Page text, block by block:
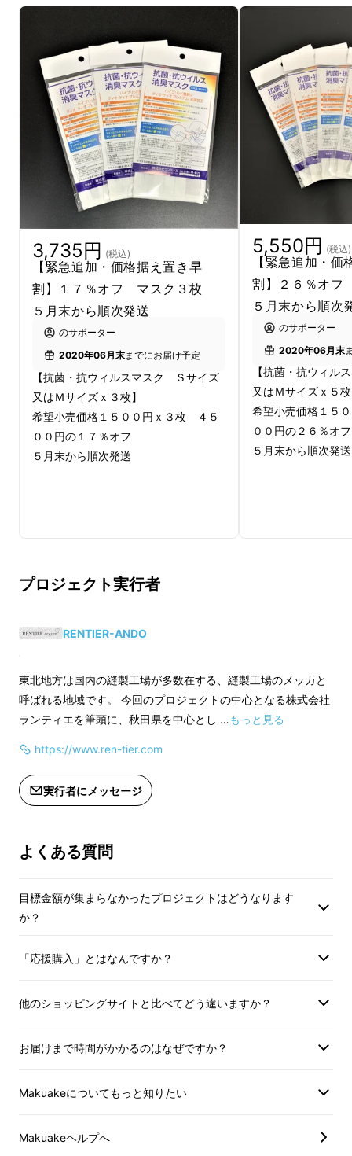
クを作ったら、きっと圧倒的な速度でマスクを
お届けできるのではないかと考えました。
そして我々は、製造するマスクについて様々な
意見を出し合いました。
※圧倒的な速度で、皆さんのお手
元にお届けする！
※可能な限り低コストでマスクを
お届けする！
※マスクとして、しっかりと機能
を持った素材を使用する！
※本当に必要な機能を追求し繰り
返し洗いに耐えられる、シンプル
デザインのマスクを作る！
【 デザイン 】
我々は、サンプル作成を重ね、マスク
3,735円 (税込)
【緊急追加・価格据え置き早
割】１７％オフ マスク３枚
５月末から順次発送
のサポーター
2020年06月末までにお届け予定
【抗菌・抗ウィルスマスク Ｓサイズ
又はＭサイズｘ３枚】
希望小売価格１５００円ｘ３枚 ４５
００円の１７％オフ
５月末から順次発送
5,550円 (税込)
【緊急追加・価
割】２６％オ
５月末から順次
のサポーター
2020年06月末
【抗菌・抗ウィル
又はＭサイズｘ５
希望小売価格１５
００円の２６％
５月末から順次発送
プロジェクト実行者
RENTIER-ANDO
東北地方は国内の縫製工場が多数在する、縫製工場のメッカと
呼ばれる地域です。 今回のプロジェクトの中心となる株式会社
ランティエを筆頭に、秋田県を中心とし …もっと見る
https://www.ren-tier.com
実行者にメッセージ
よくある質問
目標金額が集まらなかったプロジェクトはどうなります
か？
「応援購入」とはなんですか？
他のショッピングサイトと比べてどう違いますか？
お届けまで時間がかかるのはなぜですか？
Makuakeについてもっと知りたい
Makuakeヘルプへ